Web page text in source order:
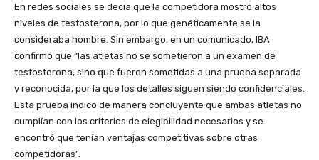
En redes sociales se decía que la competidora mostró altos
niveles de testosterona, por lo que genéticamente se la
consideraba hombre. Sin embargo, en un comunicado, IBA
confirmó que “las atletas no se sometieron a un examen de
testosterona, sino que fueron sometidas a una prueba separada
y reconocida, por la que los detalles siguen siendo confidenciales.
Esta prueba indicó de manera concluyente que ambas atletas no
cumplían con los criterios de elegibilidad necesarios y se
encontró que tenían ventajas competitivas sobre otras
competidoras”.